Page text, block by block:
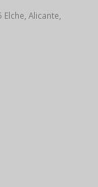
Alicante,